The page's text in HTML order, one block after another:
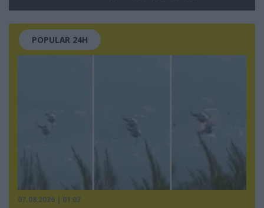
POPULAR 24H
07.08.2026 | 01:02